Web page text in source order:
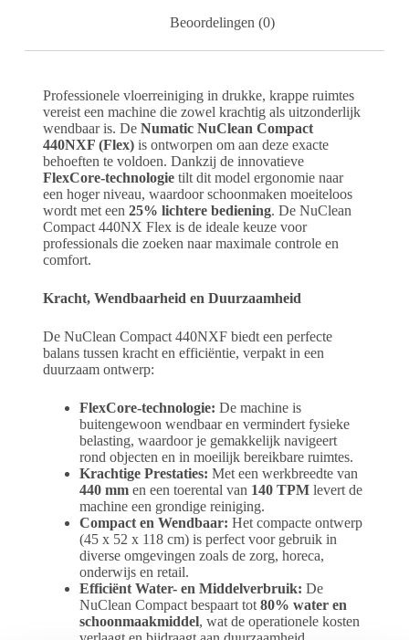
Beoordelingen (0)
Professionele vloerreiniging in drukke, krappe ruimtes
vereist een machine die zowel krachtig als uitzonderlijk
wendbaar is. De Numatic NuClean Compact
440NXF (Flex)is ontworpen om aan deze exacte
behoeften te voldoen. Dankzij de innovatieve
FlexCore-technologietilt dit model ergonomie naar
een hoger niveau, waardoor schoonmaken moeiteloos
wordt met een 25% lichtere bediening. De NuClean
Compact 440NX Flex is de ideale keuze voor
professionals die zoeken naar maximale controle en
comfort.
Kracht, Wendbaarheid en Duurzaamheid
De NuClean Compact 440NXF biedt een perfecte
balans tussen kracht en efficiëntie, verpakt in een
duurzaam ontwerp:
FlexCore-technologie: De machine is
buitengewoon wendbaar en vermindert fysieke
belasting, waardoor je gemakkelijk navigeert
rond objecten en in moeilijk bereikbare ruimtes.
Krachtige Prestaties: Met een werkbreedte van
440 mmen een toerental van 140 TPMlevert de
machine een grondige reiniging.
Compact en Wendbaar: Het compacte ontwerp
(45 x 52 x 118 cm) is perfect voor gebruik in
diverse omgevingen zoals de zorg, horeca,
onderwijs en retail.
Efficiënt Water- en Middelverbruik: De
NuClean Compact bespaart tot 80% water en
schoonmaakmiddel, wat de operationele kosten